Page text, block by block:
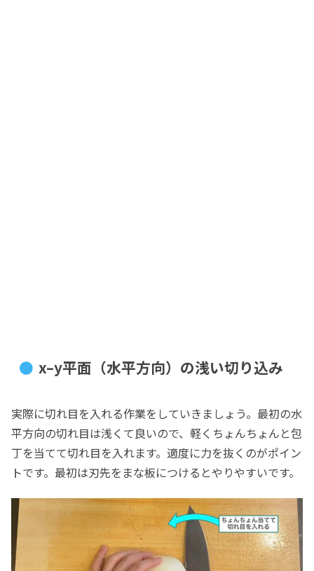
x–y平面（水平方向）の浅い切り込み
実際に切れ目を入れる作業をしていきましょう。最初の水
平方向の切れ目は浅くて良いので、軽くちょんちょんと包
丁を当てて切れ目を入れます。適度に力を抜くのがポイン
トです。最初は刃先をまな板につけるとやりやすいです。